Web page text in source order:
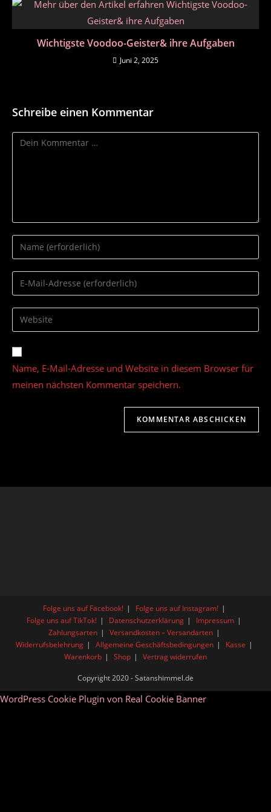
Wichtigste Voodoo-Geister& ihre Aufgaben
Juni 2, 2025
Schreibe einen Kommentar
Kommentar
Gib
deinen
Namen
oder
zum
Kommentieren
ein
Gib
deine
E-
Mail-
zum
Kommentieren
ein
Gib
deine
Website-
URL
ein
(optional)
Name, E-Mail-Adresse und Website in diesem Browser für
meinen nächsten Kommentar speichern.
Folge uns auf Facebook!
Folge uns auf Instagram!
Folge uns auf TikTok!
Datenschutzerklärung
Impressum
Zahlungsarten
Versandkosten – Versandarten
Widerrufsbelehrung
Allgemeine Geschäftsbedingungen
Kasse
Warenkorb
Shop Vertrag widerrufen
Copyright 2020 - Satanshimmel.de
WordPress Cookie Plugin von Real Cookie Banner